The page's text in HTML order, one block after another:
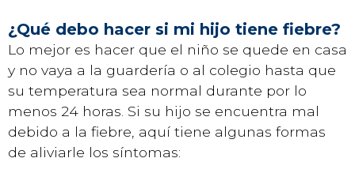
¿Qué debo hacer si mi hijo tiene fiebre?
Lo mejor es hacer que el niño se quede en casa
y no vaya a la guardería o al colegio hasta que
su temperatura sea normal durante por lo
menos 24 horas. Si su hijo se encuentra mal
debido a la fiebre, aquí tiene algunas formas
de aliviarle los síntomas: